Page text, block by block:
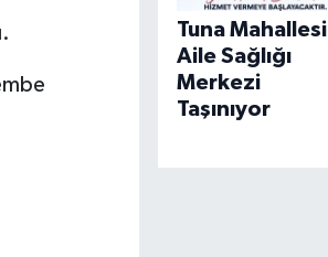
Tuna Mahallesi
Aile Sağlığı
Merkezi
Taşınıyor